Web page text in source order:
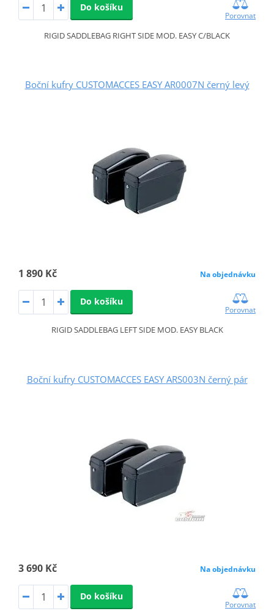
Do košíku
Porovnat
RIGID SADDLEBAG RIGHT SIDE MOD. EASY C/BLACK
Boční kufry CUSTOMACCES EASY AR0007N černý levý
1 890 Kč Na objednávku
Do košíku
Porovnat
RIGID SADDLEBAG LEFT SIDE MOD. EASY BLACK
Boční kufry CUSTOMACCES EASY ARS003N černý pár
3 690 Kč Na objednávku
Do košíku
Porovnat